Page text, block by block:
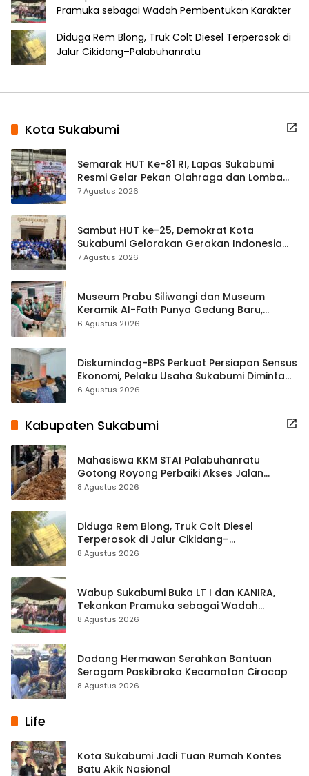
Pramuka sebagai Wadah Pembentukan Karakter
Diduga Rem Blong, Truk Colt Diesel Terperosok di
Jalur Cikidang–Palabuhanratu
Kota Sukabumi
Semarak HUT Ke-81 RI, Lapas Sukabumi
Resmi Gelar Pekan Olahraga dan Lomba
Tradisional
7 Agustus 2026
Sambut HUT ke-25, Demokrat Kota
Sukabumi Gelorakan Gerakan Indonesia
ASRI Lewat Aksi Bersih Masjid Agung
7 Agustus 2026
Museum Prabu Siliwangi dan Museum
Keramik Al-Fath Punya Gedung Baru,
Hampir 500 Koleksi Dipisahkan
6 Agustus 2026
Diskumindag-BPS Perkuat Persiapan Sensus
Ekonomi, Pelaku Usaha Sukabumi Diminta
Terbuka Beri Data
6 Agustus 2026
Kabupaten Sukabumi
Mahasiswa KKM STAI Palabuhanratu
Gotong Royong Perbaiki Akses Jalan
Majelis Ta’lim di Sagaranten
8 Agustus 2026
Diduga Rem Blong, Truk Colt Diesel
Terperosok di Jalur Cikidang–
Palabuhanratu
8 Agustus 2026
Wabup Sukabumi Buka LT I dan KANIRA,
Tekankan Pramuka sebagai Wadah
Pembentukan Karakter
8 Agustus 2026
Dadang Hermawan Serahkan Bantuan
Seragam Paskibraka Kecamatan Ciracap
8 Agustus 2026
Life
Kota Sukabumi Jadi Tuan Rumah Kontes
Batu Akik Nasional